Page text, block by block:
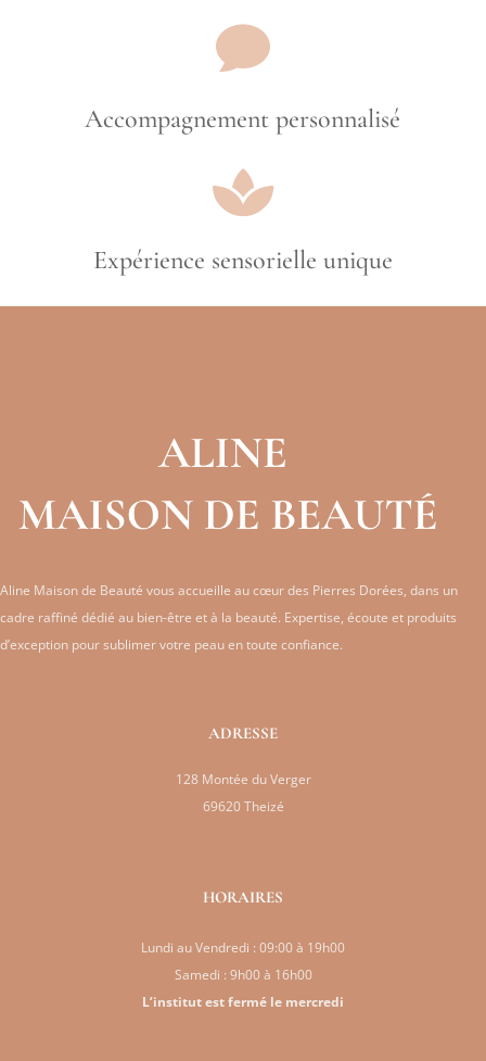

Accompagnement personnalisé

Expérience sensorielle unique
Aline Maison de Beauté vous accueille au cœur des Pierres Dorées, dans un
cadre raffiné dédié au bien-être et à la beauté. Expertise, écoute et produits
d’exception pour sublimer votre peau en toute confiance.
ADRESSE
128 Montée du Verger
69620 Theizé
HORAIRES
Lundi au Vendredi : 09:00 à 19h00
Samedi : 9h00 à 16h00
L’institut est fermé le mercredi